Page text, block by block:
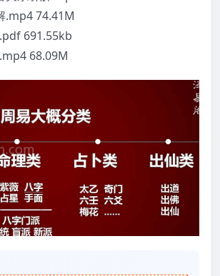
74.41M
691.55kb
68.09M